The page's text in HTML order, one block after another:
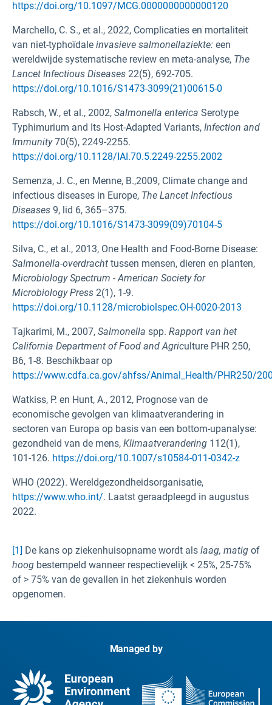
https://doi.org/10.1097/MCG.0000000000000120
Marchello, C. S., et al., 2022, Complicaties en mortaliteit
van niet-typhoïdale invasieve salmonellaziekte: een
wereldwijde systematische review en meta-analyse, The
Lancet Infectious Diseases 22(5), 692-705.
https://doi.org/10.1016/S1473-3099(21)00615-0
Rabsch, W., et al., 2002, Salmonella enterica Serotype
Typhimurium and Its Host-Adapted Variants, Infection and
Immunity70(5), 2249-2255.
https://doi.org/10.1128/IAI.70.5.2249-2255.2002
Semenza, J. C., en Menne, B.,2009, Climate change and
infectious diseases in Europe, The Lancet Infectious
Diseases 9, lid 6, 365–375.
https://doi.org/10.1016/S1473-3099(09)70104-5
Silva, C., et al., 2013, One Health and Food-Borne Disease:
Salmonella-overdracht tussen mensen, dieren en planten,
Microbiology Spectrum - American Society for
Microbiology Press 2(1), 1-9.
https://doi.org/10.1128/microbiolspec.OH-0020-2013
Tajkarimi, M., 2007, Salmonella spp. Rapport van het
California Department ofFood and Agriculture PHR 250,
B6, 1-8. Beschikbaar op
https://www.cdfa.ca.gov/ahfss/Animal_Health/PHR250/
Watkiss, P. en Hunt, A., 2012, Prognose van de
economische gevolgen van klimaatverandering in
sectoren van Europa op basis van een bottom-upanalyse:
gezondheid van de mens, Klimaatverandering 112(1),
101-126. https://doi.org/10.1007/s10584-011-0342-z
WHO (2022). Wereldgezondheidsorganisatie,
https://www.who.int/. Laatst geraadpleegd in augustus
2022.
[1] De kans op ziekenhuisopname wordt als laag, matig of
hoog bestempeld wanneer respectievelijk < 25%, 25-75%
of > 75% van de gevallen in het ziekenhuis worden
opgenomen.
Managed by